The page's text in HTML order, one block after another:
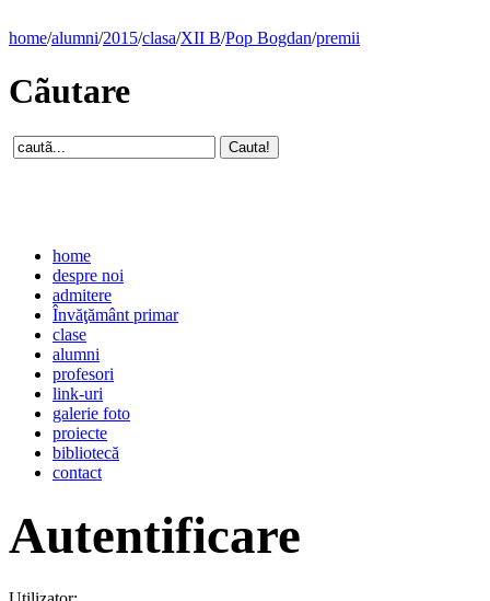
home/alumni/2015/clasa/XII B/Pop Bogdan/premii
Cãutare
home
despre noi
admitere
Învăţământ primar
clase
alumni
profesori
link-uri
galerie foto
proiecte
bibliotecă
contact
Autentificare